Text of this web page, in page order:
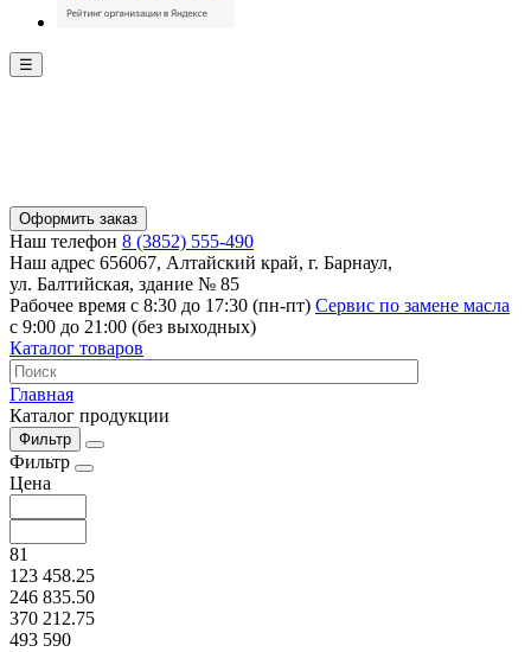
☰
Оформить заказ
Наш телефон 8 (3852) 555-490
Наш адрес 656067, Алтайский край, г. Барнаул,
ул. Балтийская, здание № 85
Рабочее время с 8:30 до 17:30 (пн-пт) Сервис по замене масла
с 9:00 до 21:00 (без выходных)
Каталог товаров
Главная
Каталог продукции
Фильтр
Фильтр
Цена
81
123 458.25
246 835.50
370 212.75
493 590